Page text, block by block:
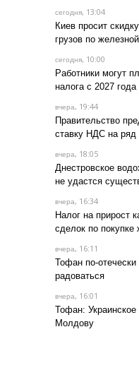
сегодня, 13:04
Киев просит
грузов по
сегодня, 10:00
Работники могут
налога с 2027 года
вчера, 19:44
Правительство
ставку НДС на ряд
вчера, 18:05
Днестровское
не удастся
вчера, 16:34
Налог на прирост
сделок по
вчера, 16:11
Тофан по-
радоваться
вчера, 16:01
Тофан: Украинское
Молдову